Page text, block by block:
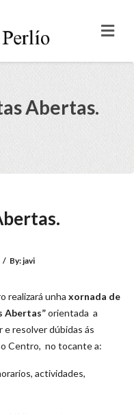
Abertas.
/ By:javi
realizará unha xornada de
Abertas”orientada a
e resolver dúbidas ás
Centro, no tocante a:
actividades,